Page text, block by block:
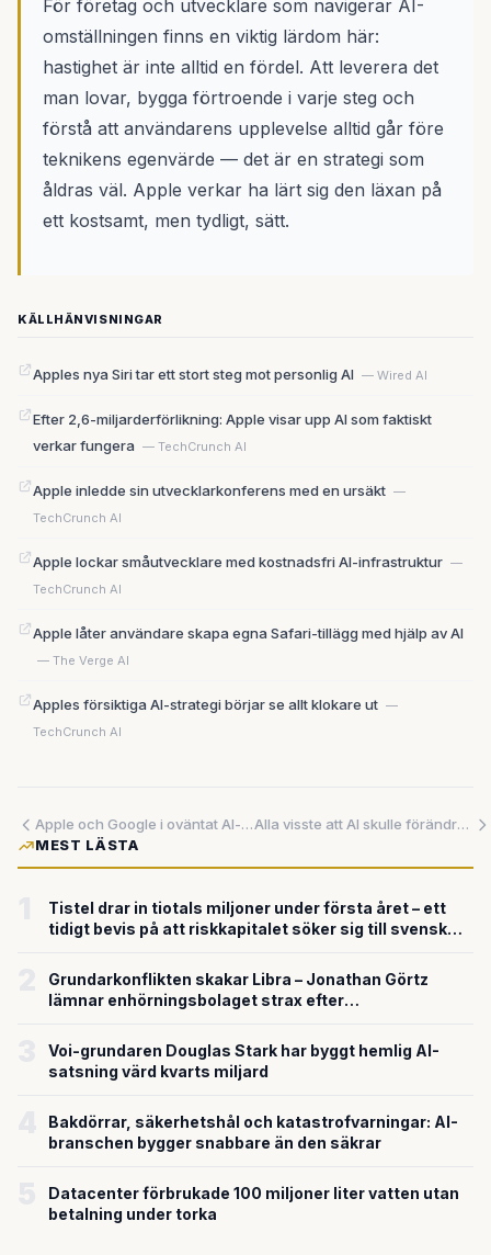
För företag och utvecklare som navigerar AI-
omställningen finns en viktig lärdom här:
hastighet är inte alltid en fördel. Att leverera det
man lovar, bygga förtroende i varje steg och
förstå att användarens upplevelse alltid går före
teknikens egenvärde — det är en strategi som
åldras väl. Apple verkar ha lärt sig den läxan på
ett kostsamt, men tydligt, sätt.
KÄLLHÄNVISNINGAR
Apples nya Siri tar ett stort steg mot personlig AI — Wired AI
Efter 2,6-miljarderförlikning: Apple visar upp AI som faktiskt
verkar fungera — TechCrunch AI
Apple inledde sin utvecklarkonferens med en ursäkt —
TechCrunch AI
Apple lockar småutvecklare med kostnadsfri AI-infrastruktur —
TechCrunch AI
Apple låter användare skapa egna Safari-tillägg med hjälp av AI
— The Verge AI
Apples försiktiga AI-strategi börjar se allt klokare ut —
TechCrunch AI
Apple och Google i oväntat AI-samarbete – Siri får ny kraft med Googles Gemini
Alla visste att AI skulle förändra allt – ingen trodde att det skulle gå så här fort
MEST LÄSTA
Tistel drar in tiotals miljoner under första året – ett
tidigt bevis på att riskkapitalet söker sig till svensk
Grundarkonflikten skakar Libra – Jonathan Görtz
lämnar enhörningsbolaget strax efter
Voi-grundaren Douglas Stark har byggt hemlig AI-
satsning värd kvarts miljard
Bakdörrar, säkerhetshål och katastrofvarningar: AI-
branschen bygger snabbare än den säkrar
Datacenter förbrukade 100 miljoner liter vatten utan
betalning under torka